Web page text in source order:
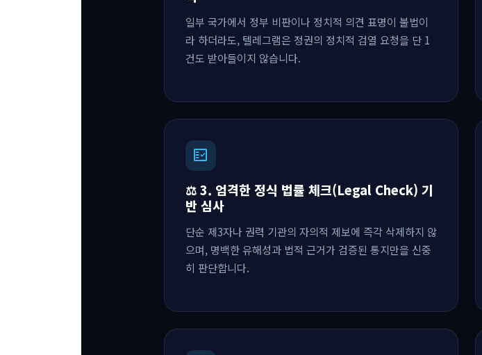
일부 국가에서 정부 비판이나 정치적 의견 표명이 불법이
라 하더라도, 텔레그램은 정권의 정치적 검열 요청을 단 1
건도 받아들이지 않습니다.
fact_check
⚖️ 3. 엄격한 정식 법률 체크(Legal Check) 기
반 심사
단순 제3자나 권력 기관의 자의적 제보에 즉각 삭제하지 않
으며, 명백한 유해성과 법적 근거가 검증된 통지만을 신중
히 판단합니다.